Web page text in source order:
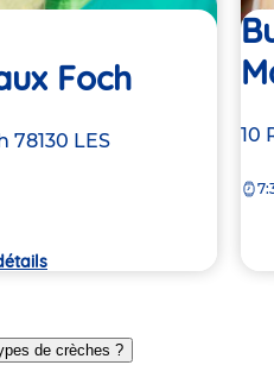
Foch
78130 LES
la
10
de crèches ?